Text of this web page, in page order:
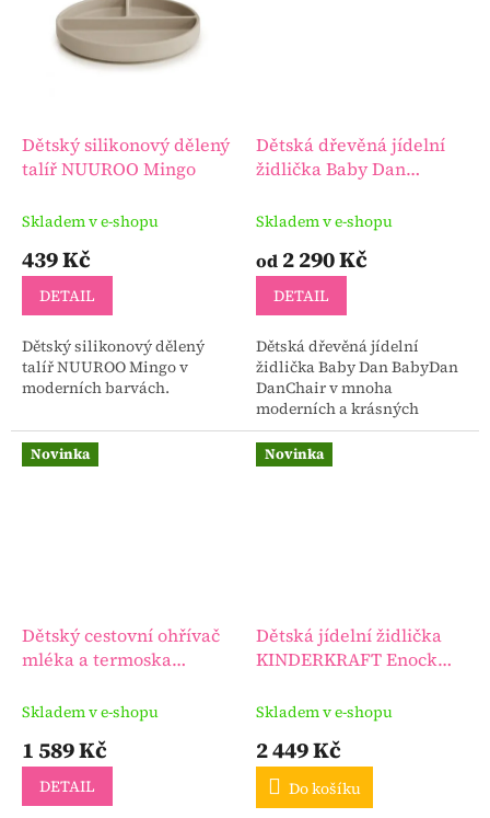
Dětský silikonový dělený
talíř NUUROO Mingo
Skladem v e-shopu
439 Kč
DETAIL
Dětský silikonový dělený
talíř NUUROO Mingo v
moderních barvách.
Dětská dřevěná jídelní
židlička Baby Dan
Skladem v e-shopu
od 2 290 Kč
DETAIL
Dětská dřevěná jídelní
židlička Baby Dan BabyDan
DanChair v mnoha
moderních a krásných
barvách.
Novinka
Dětský cestovní ohřívač
mléka a termoska
Skladem v e-shopu
1 589 Kč
DETAIL
Novinka
Dětská jídelní židlička
KINDERKRAFT Enock
polštářem
Skladem v e-shopu
2 449 Kč
Do košíku